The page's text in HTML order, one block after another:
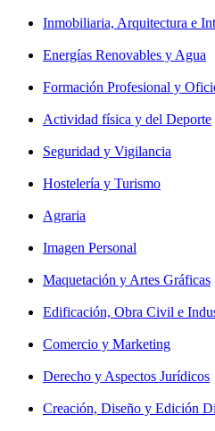
Inmobiliaria, Arquitectura e
Energías Renovables y Agua
Formación Profesional y
Actividad física y del Deporte
Seguridad y Vigilancia
Hostelería y Turismo
Agraria
Imagen Personal
Maquetación y Artes Gráficas
Edificación, Obra Civil e
Comercio y Marketing
Derecho y Aspectos Jurídicos
Creación, Diseño y Edición